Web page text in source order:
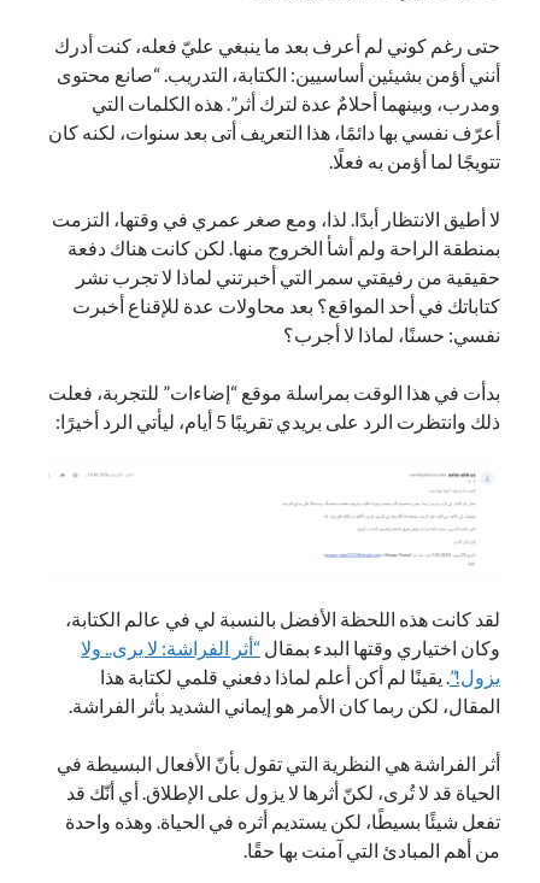
حتى رغم كوني لم أعرف بعد ما ينبغي عليّ فعله، كنت أدرك
أنني أؤمن بشيئين أساسيين: الكتابة، التدريب. “صانع محتوى
ومدرب، وبينهما أحلامٌ عدة لترك أثر”. هذه الكلمات التي
أعرّف نفسي بها دائمًا، هذا التعريف أتى بعد سنوات، لكنه كان
تتويجًا لما أؤمن به فعلًا.
لا أطيق الانتظار أبدًا. لذا، ومع صغر عمري في وقتها، التزمت
بمنطقة الراحة ولم أشأ الخروج منها. لكن كانت هناك دفعة
حقيقية من رفيقتي سمر التي أخبرتني لماذا لا تجرب نشر
كتاباتك في أحد المواقع؟ بعد محاولات عدة للإقناع أخبرت
نفسي: حسنًا، لماذا لا أجرب؟
بدأت في هذا الوقت بمراسلة موقع “إضاءات” للتجربة، فعلت
ذلك وانتظرت الرد على بريدي تقريبًا 5 أيام، ليأتي الرد أخيرًا:
لقد كانت هذه اللحظة الأفضل بالنسبة لي في عالم الكتابة،
وكان اختياري وقتها البدء بمقال“أثر الفراشة: لا يرى.. ولا
يزول!”. يقينًا لم أكن أعلم لماذا دفعني قلمي لكتابة هذا
المقال، لكن ربما كان الأمر هو إيماني الشديد بأثر الفراشة.
أثر الفراشة هي النظرية التي تقول بأنّ الأفعال البسيطة في
الحياة قد لا تُرى، لكنّ أثرها لا يزول على الإطلاق. أي أنّك قد
تفعل شيئًا بسيطًا، لكن يستديم أثره في الحياة. وهذه واحدة
من أهم المبادئ التي آمنت بها حقًا.